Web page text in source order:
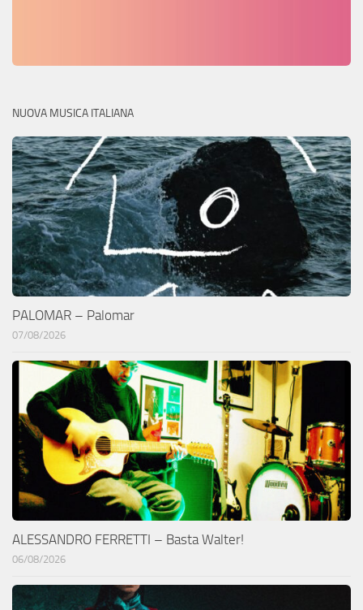
NUOVA MUSICA ITALIANA
PALOMAR – Palomar
07/08/2026
ALESSANDRO FERRETTI – Basta Walter!
06/08/2026